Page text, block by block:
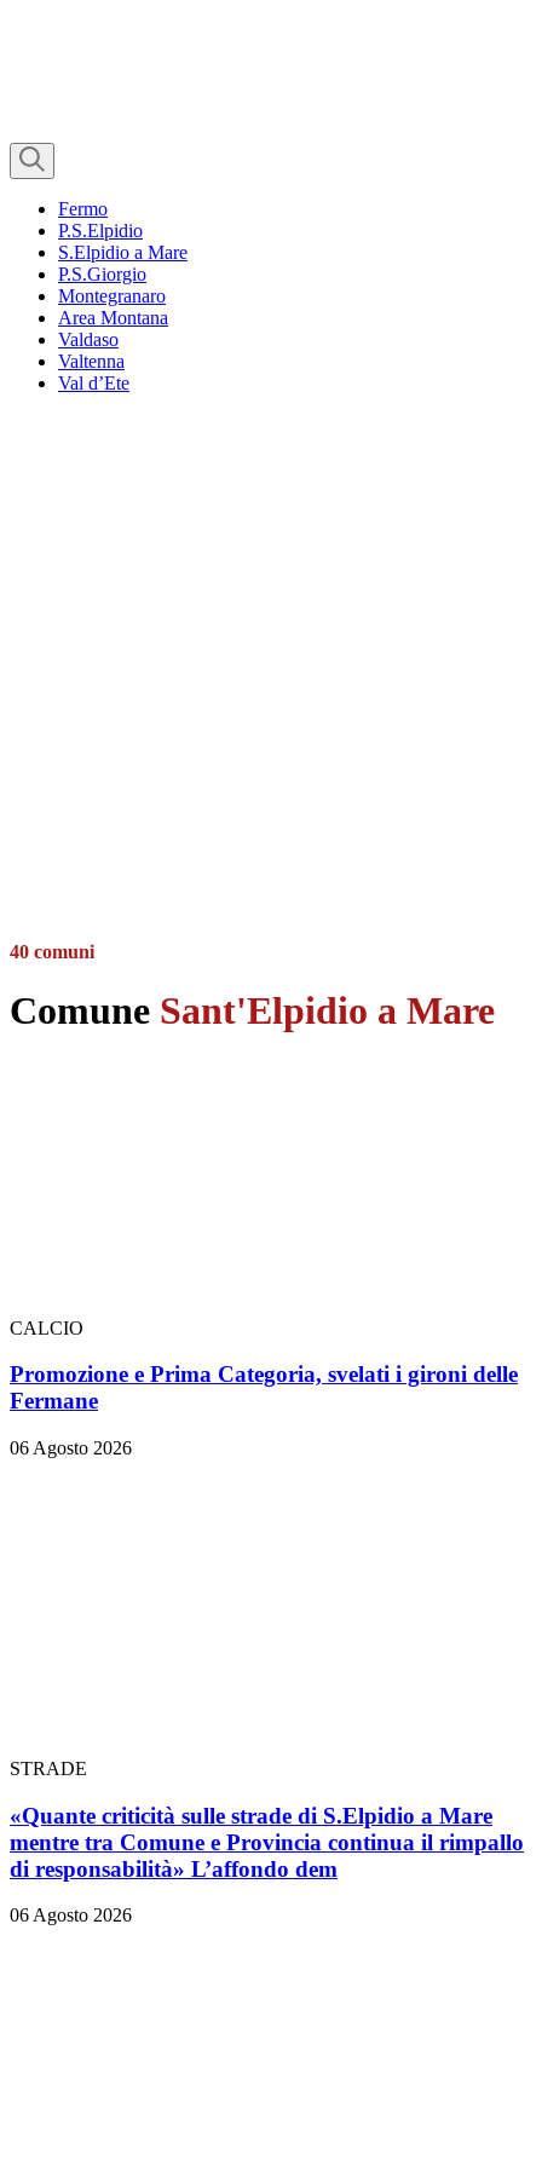
Fermo
P.S.Elpidio
S.Elpidio a Mare
P.S.Giorgio
Montegranaro
Area Montana
Valdaso
Valtenna
Val d’Ete
40 comuni
Comune Sant'Elpidio a Mare
CALCIO
Promozione e Prima Categoria, svelati i gironi delle
Fermane
06 Agosto 2026
STRADE
«Quante criticità sulle strade di S.Elpidio a Mare
mentre tra Comune e Provincia continua il rimpallo
di responsabilità» L’affondo dem
06 Agosto 2026